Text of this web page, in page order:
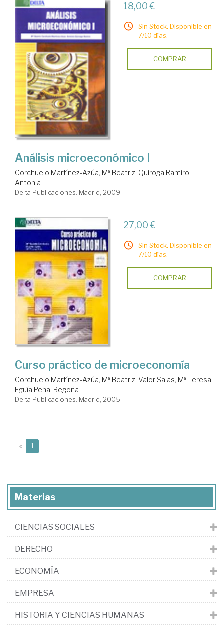
18,00 €
Sin Stock. Disponible en
7/10 días.
COMPRAR
Análisis microeconómico I
Corchuelo Martínez-Azúa, Mª Beatriz; Quiroga Ramiro,
Antonia
Delta Publicaciones. Madrid, 2009
27,00 €
Sin Stock. Disponible en
7/10 días.
COMPRAR
Curso práctico de microeconomía
Corchuelo Martínez-Azúa, Mª Beatriz; Valor Salas, Mª Teresa;
Eguía Peña, Begoña
Delta Publicaciones. Madrid, 2005
« 1
Materias
CIENCIAS SOCIALES
DERECHO
ECONOMÍA
EMPRESA
HISTORIA Y CIENCIAS HUMANAS